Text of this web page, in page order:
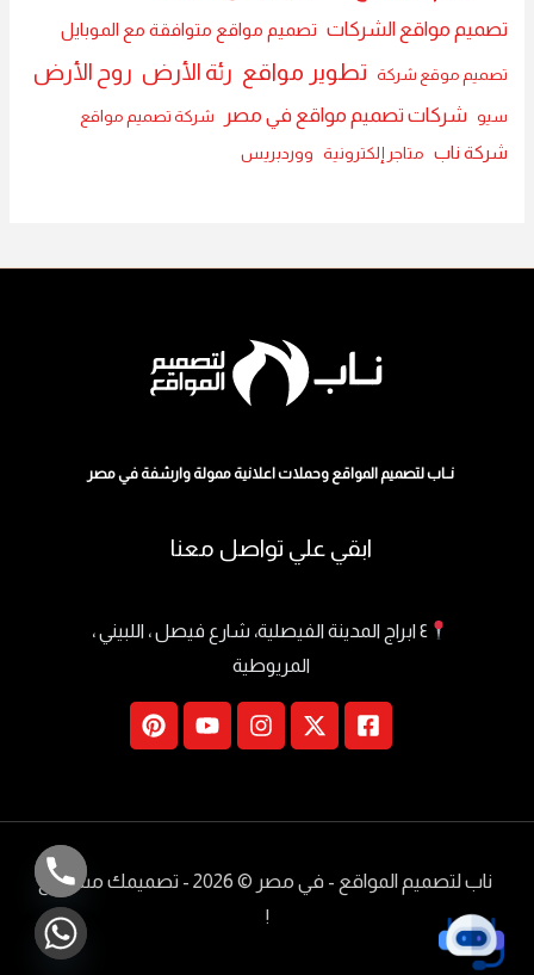
تصميم مواقع الشركات تصميم مواقع متوافقة مع الموبايل
تصميم موقع شركة تطوير مواقع رئة الأرض روح الأرض
سيو شركات تصميم مواقع في مصر شركة تصميم مواقع
شركة ناب متاجر إلكترونية ووردبريس
نــاب لتصميم المواقع وحملات اعلانية ممولة وارشفة في مصر
ابقي علي تواصل معنا
٤ ابراج المدينة الفيصلية، شارع فيصل ، اللبيني ،
المريوطية
ناب لتصميم المواقع - في مصر
© 2026 - تصميمك مسموع
!